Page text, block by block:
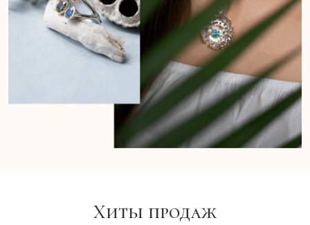
Хиты продаж